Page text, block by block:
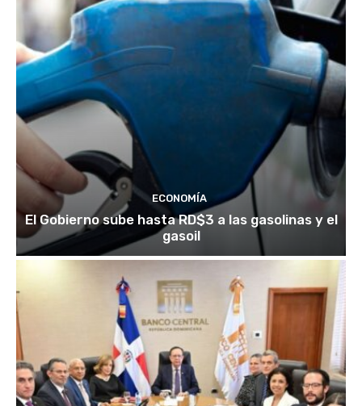
ECONOMÍA
El Gobierno sube hasta RD$3 a las gasolinas y el
gasoil